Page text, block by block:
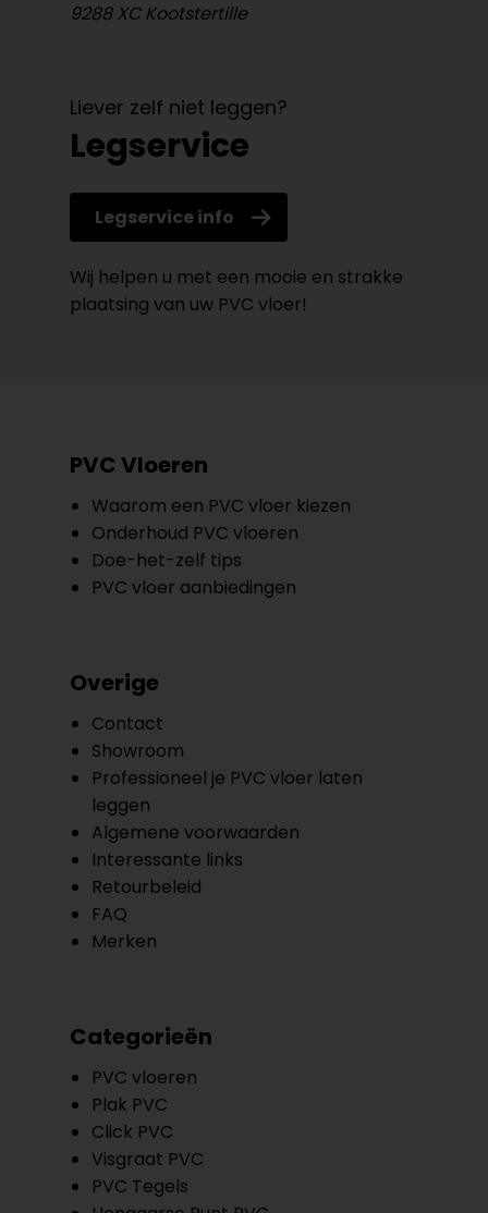
9288 XC Kootstertille
Liever zelf niet leggen?
Legservice
Legservice info
Wij helpen u met een mooie en strakke
plaatsing van uw PVC vloer!
PVC Vloeren
Waarom een PVC vloer kiezen
Onderhoud PVC vloeren
Doe-het-zelf tips
PVC vloer aanbiedingen
Overige
Contact
Showroom
Professioneel je PVC vloer laten
leggen
Algemene voorwaarden
Interessante links
Retourbeleid
FAQ
Merken
Categorieën
PVC vloeren
Plak PVC
Click PVC
Visgraat PVC
PVC Tegels